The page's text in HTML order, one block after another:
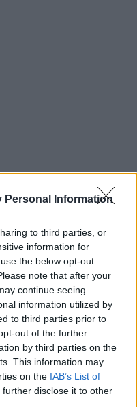
Personal Information
to third parties, or
information for
the below opt-out
note that after your
continue seeing
information utilized by
to third parties prior to
out of the further
by third parties on the
This information may
on the IAB’s List of
further disclose it to other